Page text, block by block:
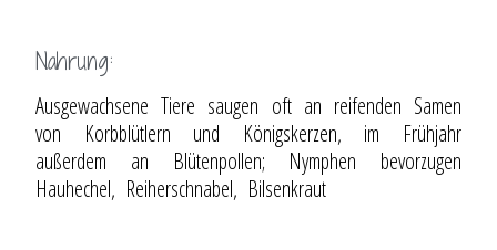
Nahrung:
Ausgewachsene Tiere saugen oft an reifenden Samen
von Korbblütlern und Königskerzen, im Frühjahr
außerdem an Blütenpollen; Nymphen bevorzugen
Hauhechel, Reiherschnabel, Bilsenkraut